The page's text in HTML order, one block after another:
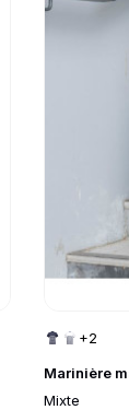
Marinière
Mixte
+2